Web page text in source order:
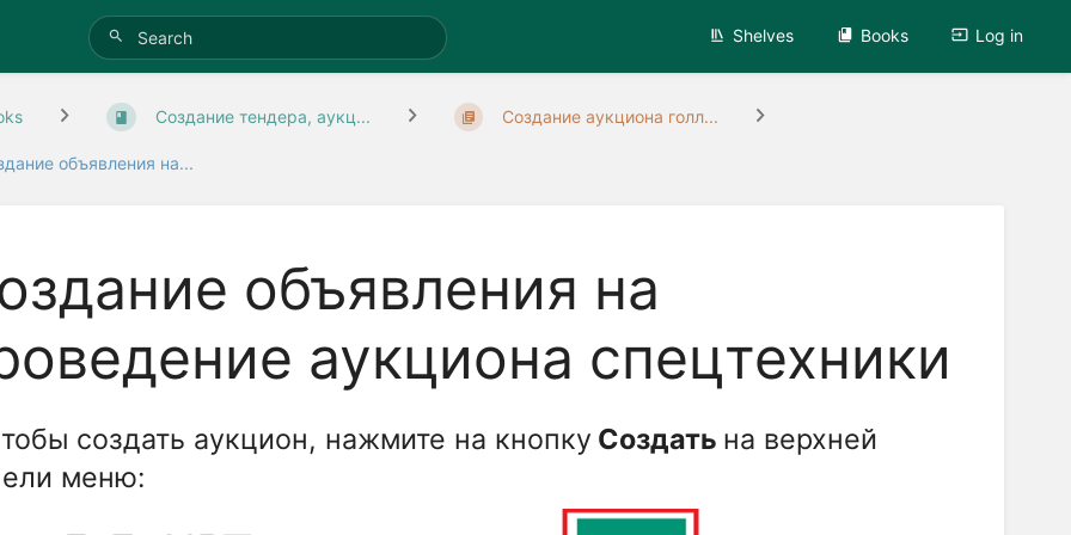
Shelves Books Log in
Создание тендера, аукц... Создание аукциона голл...
объявления на...
объявления на
аукциона спецтехники
создать аукцион, нажмите на кнопку Создать на верхней
меню: